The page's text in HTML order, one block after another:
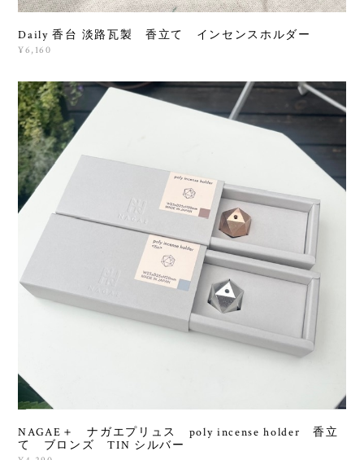
Daily 香台 淡路瓦製 香立て インセンスホルダー
¥6,160
NAGAE＋ ナガエプリュス poly incense holder 香立
て ブロンズ TIN シルバー